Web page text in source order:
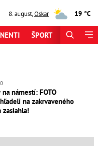
8. august,Oskar 19 °C
ŠPORT
námestí: FOTO
na zakrvaveného
zasiahla!